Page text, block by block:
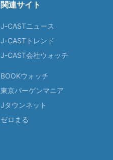
関連サイト
J-CASTニュース
J-CASTトレンド
J-CAST会社ウォッチ
BOOKウォッチ
東京バーゲンマニア
Jタウンネット
ゼロまる